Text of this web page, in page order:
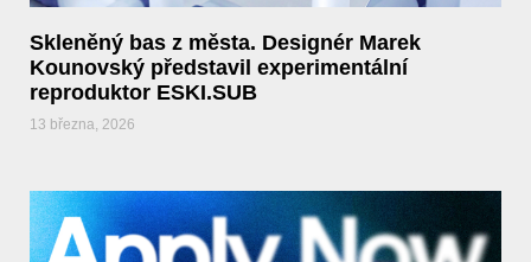
Skleněný bas z města. Designér Marek
Kounovský představil experimentální
reproduktor ESKI.SUB
13 března, 2026